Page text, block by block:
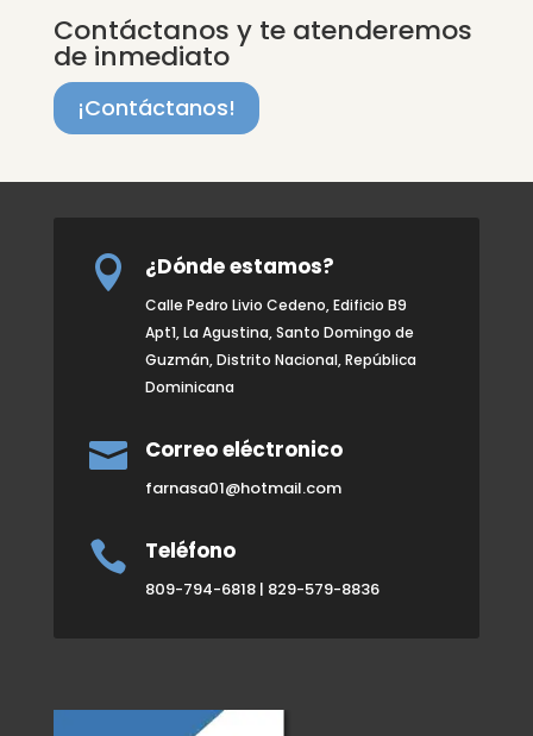
Contáctanos y te atenderemos
de inmediato
¡Contáctanos!
 ¿Dónde estamos?
Calle Pedro Livio Cedeno, Edificio B9
Apt1, La Agustina, Santo Domingo de
Guzmán, Distrito Nacional, República
Dominicana
 Correo eléctronico
farnasa01@hotmail.com
 Teléfono
809-794-6818 | 829-579-8836